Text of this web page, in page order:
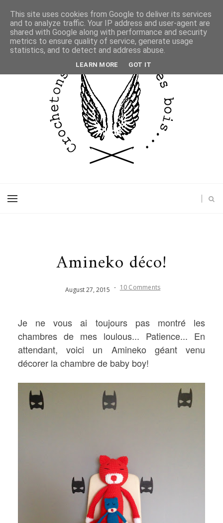
Amineko déco!
August27, 2015 - 10 Comments
Je ne vous ai toujours pas montré les
chambres de mes loulous... Patience... En
attendant, voici un Amineko géant venu
décorer la chambre de baby boy!
This site uses cookies from Google to deliver its services
and to analyze traffic. Your IP address and user-agent are
shared with Google along with performance and security
metrics to ensure quality of service, generate usage
statistics, and to detect and address abuse.
LEARN MORE GOT IT